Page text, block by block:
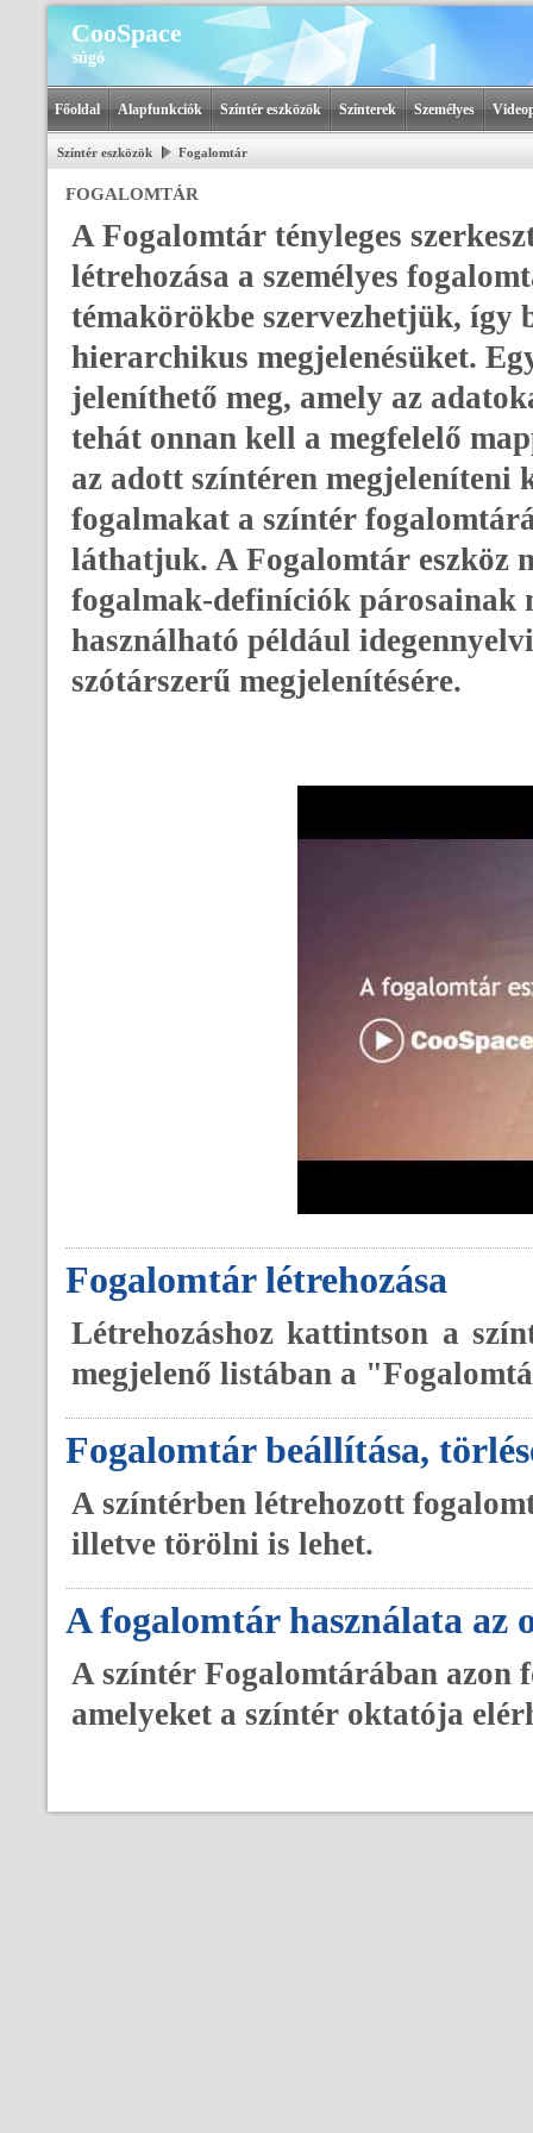
CooSpace
súgó
Főoldal Alapfunkciók Színtér eszközök Színterek Személyes
Színtér eszközök Fogalomtár
FOGALOMTÁR
A Fogalomtár tényleges
létrehozása a személyes
témakörökbe szervezhetjük, így
hierarchikus megjelenésüket.
jeleníthető meg, amely az
tehát onnan kell a megfelelő
az adott színtéren
fogalmakat a színtér
láthatjuk. A Fogalomtár eszköz
fogalmak-definíciók párosainak
használható például
szótárszerű megjelenítésére.
Fogalomtár létrehozása
Létrehozáshoz kattintson a
megjelenő listában a
Fogalomtár beállítása,
A színtérben létrehozott
illetve törölni is lehet.
A fogalomtár használata az
A színtér Fogalomtárában azon
amelyeket a színtér oktatója